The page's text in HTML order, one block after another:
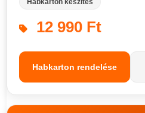
12 990 Ft
Habkarton rendelése